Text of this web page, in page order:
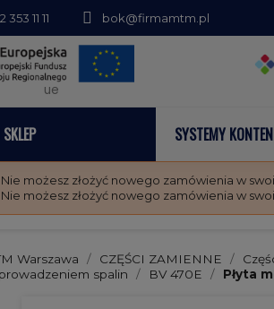
353 11 11 bok@firmamtm.pl
ue
SKLEP SYSTEMY
Nie możesz złożyć nowego zamówienia w
Nie możesz złożyć nowego zamówienia w
Warszawa CZĘŚCI ZAMIENNE
spalin
BV 470E Płyta